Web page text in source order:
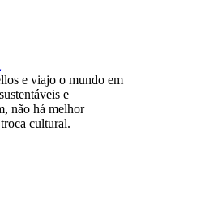
e viajo o mundo em
e
não há melhor
cultural.